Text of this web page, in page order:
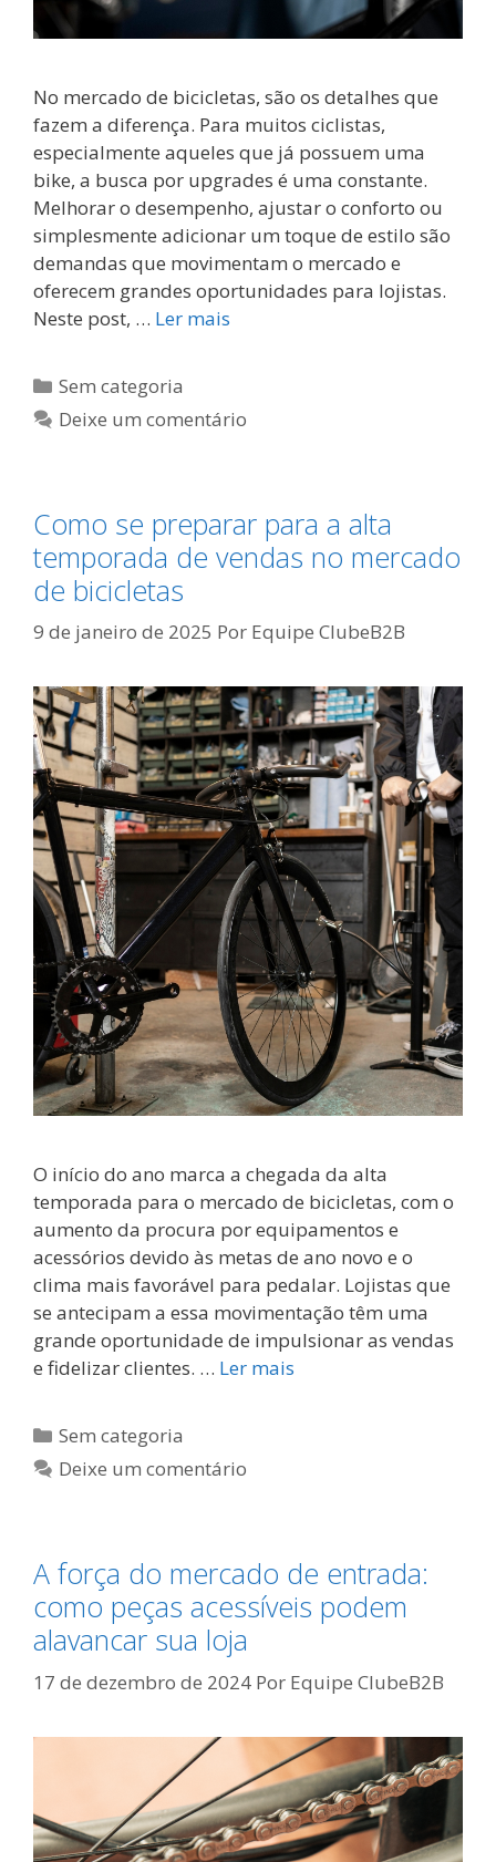
No mercado de bicicletas, são os detalhes que
fazem a diferença. Para muitos ciclistas,
especialmente aqueles que já possuem uma
bike, a busca por upgrades é uma constante.
Melhorar o desempenho, ajustar o conforto ou
simplesmente adicionar um toque de estilo são
demandas que movimentam o mercado e
oferecem grandes oportunidades para lojistas.
Neste post, … Ler mais
Categorias
Sem categoria
Deixe um comentário
Como se preparar para a alta
temporada de vendas no mercado
de bicicletas
9 de janeiro de 2025 Por Equipe ClubeB2B
O início do ano marca a chegada da alta
temporada para o mercado de bicicletas, com o
aumento da procura por equipamentos e
acessórios devido às metas de ano novo e o
clima mais favorável para pedalar. Lojistas que
se antecipam a essa movimentação têm uma
grande oportunidade de impulsionar as vendas
e fidelizar clientes. … Ler mais
Categorias
Sem categoria
Deixe um comentário
A força do mercado de entrada:
como peças acessíveis podem
alavancar sua loja
17 de dezembro de 2024 Por Equipe ClubeB2B